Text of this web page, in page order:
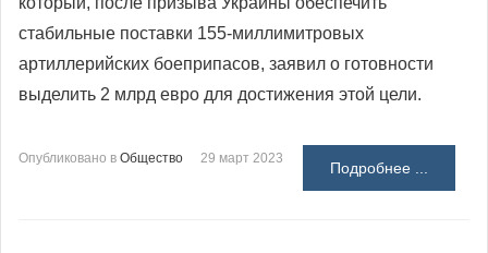
стабильные поставки 155-миллимитровых
артиллерийских боеприпасов, заявил о готовности
выделить 2 млрд евро для достижения этой цели.
Опубликовано в Общество 29 март 2023
Подробнее ...